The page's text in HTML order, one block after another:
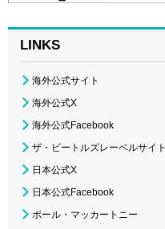
LINKS
海外公式サイト
海外公式X
海外公式Facebook
ザ・ビートルズレーベルサイト
日本公式X
日本公式Facebook
ポール・マッカートニー